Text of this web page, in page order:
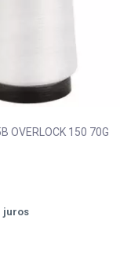
OVERLOCK 150 70G
juros